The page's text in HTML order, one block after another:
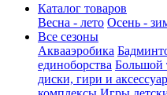
Каталог товаров
Весна - лето Осень -
Все сезоны
Аквааэробика
единоборства Большой
диски, гири и